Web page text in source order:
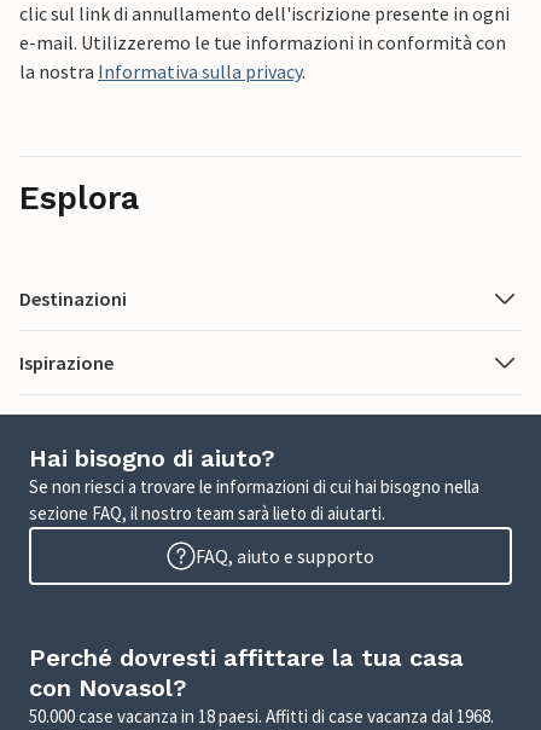
clic sul link di annullamento dell'iscrizione presente in ogni
e-mail. Utilizzeremo le tue informazioni in conformità con
la nostra Informativa sulla privacy.
Esplora
Destinazioni
Ispirazione
Hai bisogno di aiuto?
Se non riesci a trovare le informazioni di cui hai bisogno nella
sezione FAQ, il nostro team sarà lieto di aiutarti.
FAQ, aiuto e supporto
Perché dovresti affittare la tua casa
con Novasol?
50.000 case vacanza in 18 paesi. Affitti di case vacanza dal 1968.